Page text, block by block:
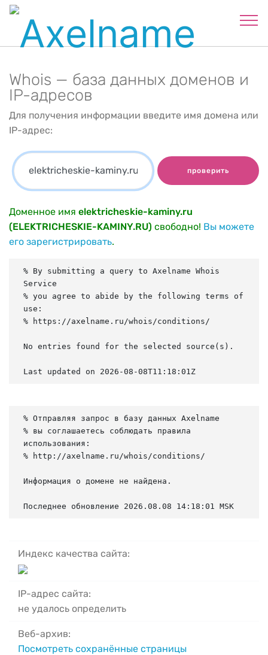
Whois — база данных доменов и
IP-адресов
Для получения информации введите имя домена или
IP-адрес:
проверить
Доменное имя elektricheskie-kaminy.ru
(ELEKTRICHESKIE-KAMINY.RU) свободно! Вы можете
его зарегистрировать.
% By submitting a query to Axelname Whois
Service
% you agree to abide by the following terms of
use:
% https://axelname.ru/whois/conditions/
No entries found for the selected source(s).
Last updated on 2026-08-08T11:18:01Z
% Отправляя запрос в базу данных Axelname
% вы соглашаетесь соблюдать правила
использования:
% http://axelname.ru/whois/conditions/
Информация о домене не найдена.
Последнее обновление 2026.08.08 14:18:01 MSK
Индекс качества сайта:
IP-адрес сайта:
не удалось определить
Веб-архив:
Посмотреть сохранённые страницы